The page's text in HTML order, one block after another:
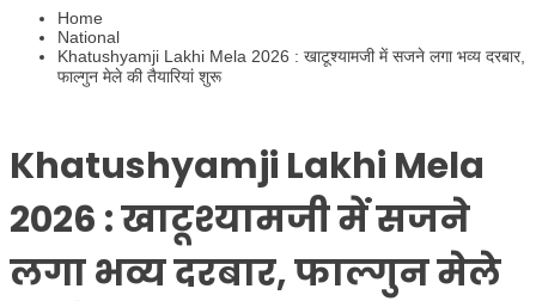
Latest
Hindi
Home
National
Khatushyamji Lakhi Mela 2026 : खाटूश्यामजी में सजने लगा भव्य दरबार,
फाल्गुन मेले की तैयारियां शुरू
Khatushyamji Lakhi Mela
2026 : खाटूश्यामजी में सजने
लगा भव्य दरबार, फाल्गुन मेले